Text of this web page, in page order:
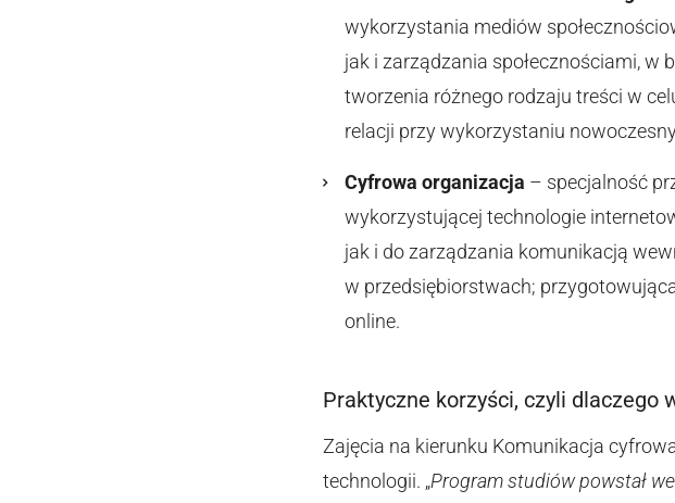
wykorzystania mediów
jak i zarządzania społecznościami, w
tworzenia różnego rodzaju treści w
relacji przy wykorzystaniu
Cyfrowa organizacja – specjalność
wykorzystującej technologie
jak i do zarządzania komunikacją
w przedsiębiorstwach;
online.
Praktyczne korzyści, czyli dlaczego
Zajęcia na kierunku Komunikacja
technologii. „Program studiów powstał